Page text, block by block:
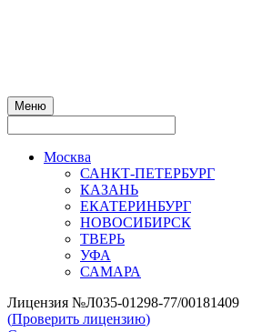
Меню
Москва
САНКТ-ПЕТЕРБУРГ
КАЗАНЬ
ЕКАТЕРИНБУРГ
НОВОСИБИРСК
ТВЕРЬ
УФА
САМАРА
Лицензия №Л035-01298-77/00181409
(Проверить лицензию)